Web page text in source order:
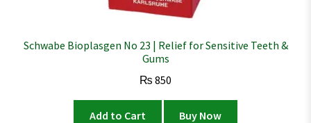
Schwabe Bioplasgen No 23 | Relief for Sensitive Teeth &
Gums
₨ 850
Add to Cart Buy Now